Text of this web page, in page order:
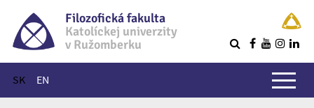
Filozofická fakulta
Katolíckej univerzity
v Ružomberku
SK EN
Hlavné menu